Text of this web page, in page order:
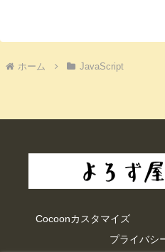
ホーム JavaScript
Cocoonカスタマイズ
プライバシ